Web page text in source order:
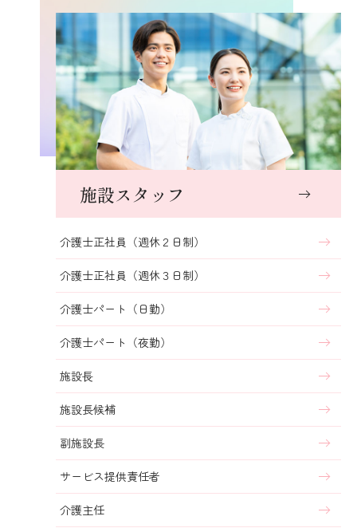
施設スタッフ
介護士正社員（週休２日制）
介護士正社員（週休３日制）
介護士パート（日勤）
介護士パート（夜勤）
施設⻑
施設長候補
副施設長
サービス提供責任者
介護主任